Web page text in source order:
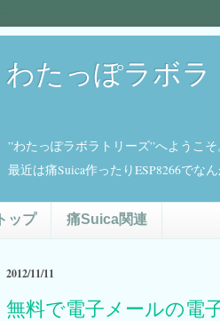
わたっぽラボラ
”わたっぽラボラトリーズ”へようこ
最近は痛Suica作ったりESP8266でな
トップ 痛Suica関連
2012/11/11
無料で電子メールの電